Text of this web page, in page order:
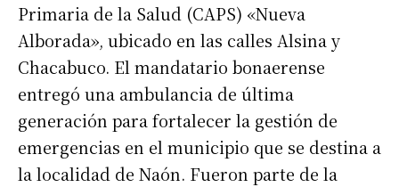
Primaria de la Salud (CAPS) «Nueva
Alborada», ubicado en las calles Alsina y
Chacabuco. El mandatario bonaerense
entregó una ambulancia de última
generación para fortalecer la gestión de
emergencias en el municipio que se destina a
la localidad de Naón. Fueron parte de la